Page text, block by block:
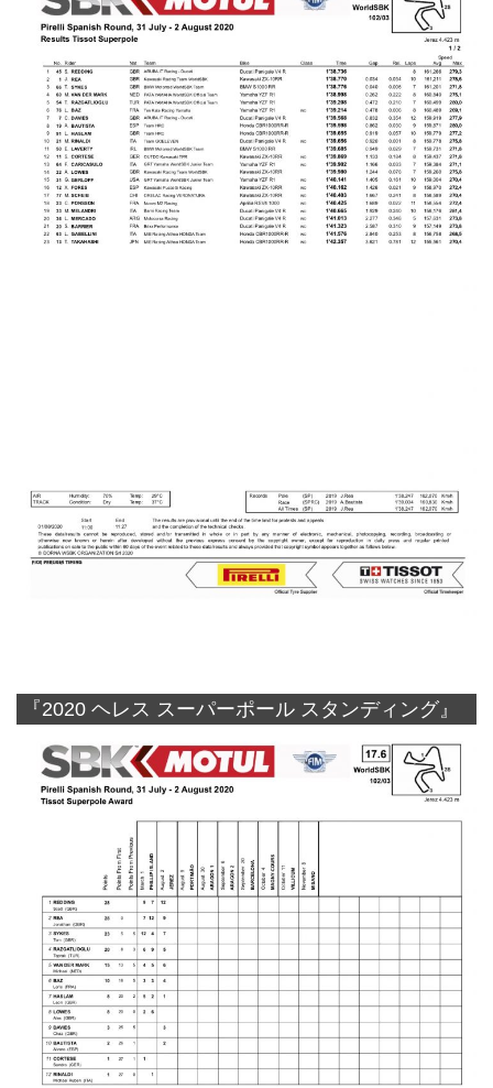
『2020 ヘレス スーパーポール スタンディング』